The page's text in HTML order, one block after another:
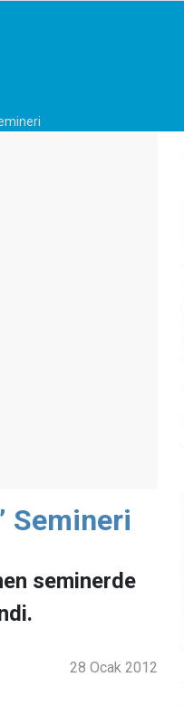
Semineri
seminerde
28 Ocak 2012